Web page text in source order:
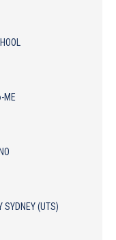
ME
SYDNEY (UTS)